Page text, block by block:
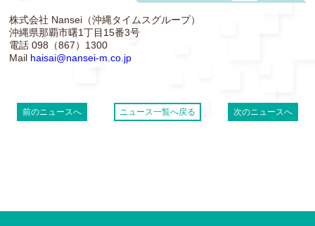
株式会社 Nansei（沖縄タイムスグループ）
沖縄県那覇市曙1丁目15番3号
電話 098（867）1300
Mail haisai@nansei-m.co.jp
前のニュースへ ニュース一覧へ戻る 次のニュースへ